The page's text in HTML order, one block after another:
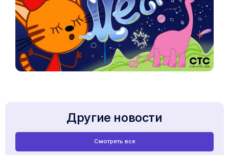
Другие новости
Смотреть все